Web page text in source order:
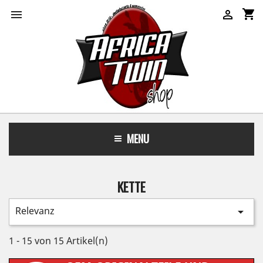
 shopping_cart

MENU
KETTE
Relevanz 
1 - 15 von 15 Artikel(n)